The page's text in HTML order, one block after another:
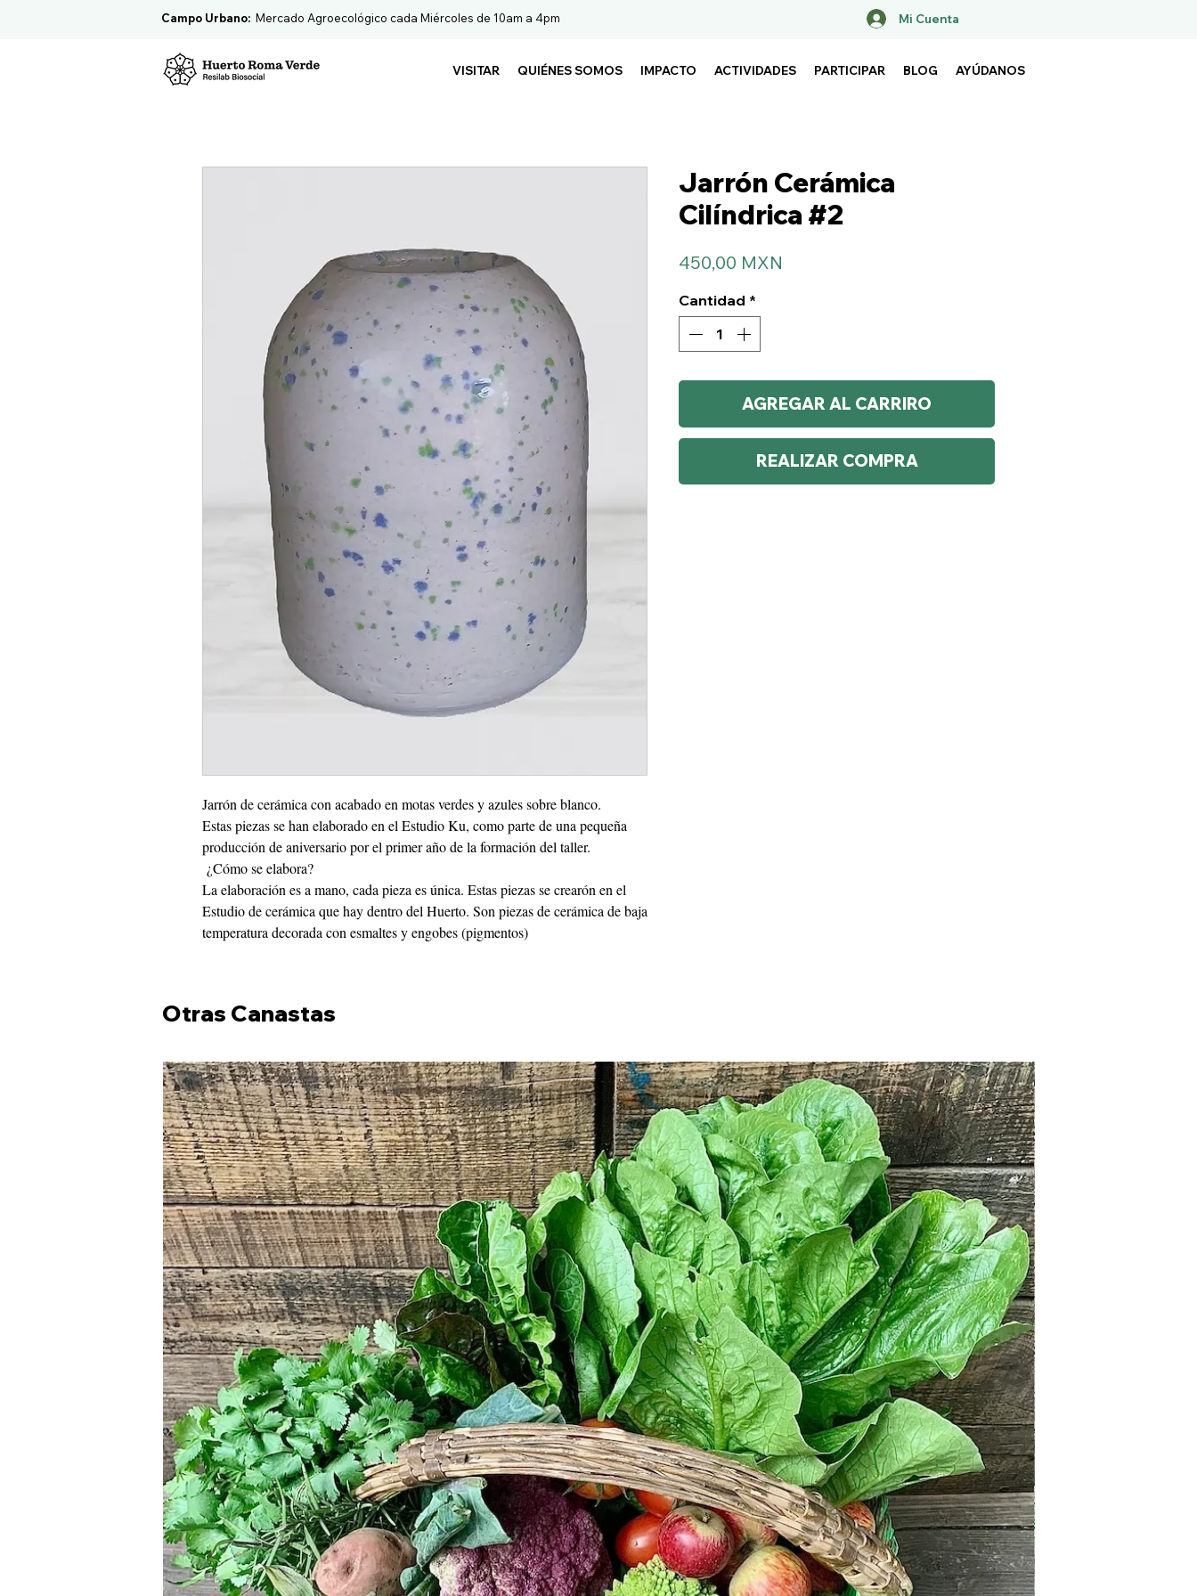
Campo Urbano: Mercado Agroecológico cada Miércoles de 10am a 4pm Mi Cuenta
VISITAR QUIÉNES SOMOS IMPACTO ACTIVIDADES PARTICIPAR BLOG AYÚDANOS
Jarrón de cerámica con acabado en motas verdes y azules sobre blanco.
Estas piezas se han elaborado en el Estudio Ku, como parte de una pequeña
producción de aniversario por el primer año de la formación del taller.
¿Cómo se elabora?
La elaboración es a mano, cada pieza es única. Estas piezas se crearón en el
Estudio de cerámica que hay dentro del Huerto. Son piezas de cerámica de baja
temperatura decorada con esmaltes y engobes (pigmentos)
Jarrón Cerámica
Cilíndrica #2
450,00 MXN
Cantidad *
AGREGAR AL CARRIRO
REALIZAR COMPRA
Otras Canastas